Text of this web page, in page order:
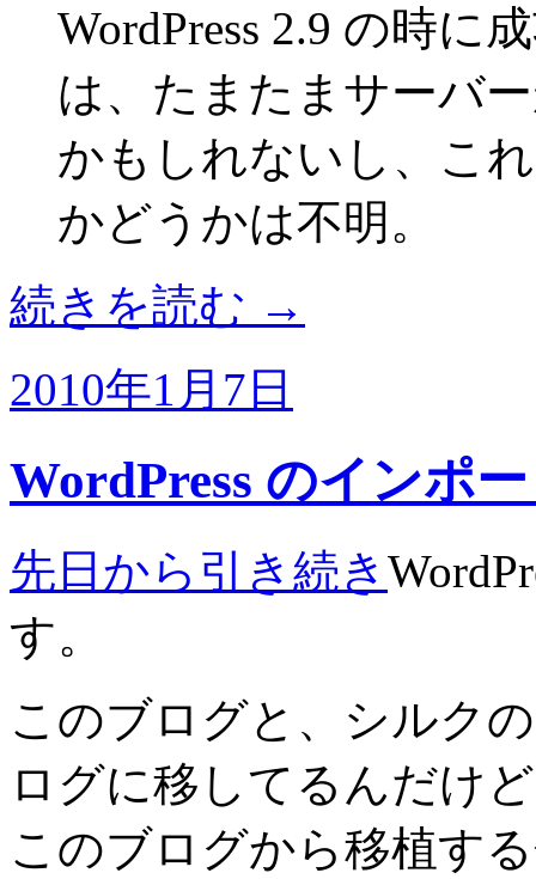
WordPress 2.9 の時に
は、たまたまサーバ
かもしれないし、こ
かどうかは不明。
続きを読む →
2010年1月7日
WordPress のインポ
先日から引き続き
す。
このブログと、シルク
ログに移してるんだけ
このブログから移植す